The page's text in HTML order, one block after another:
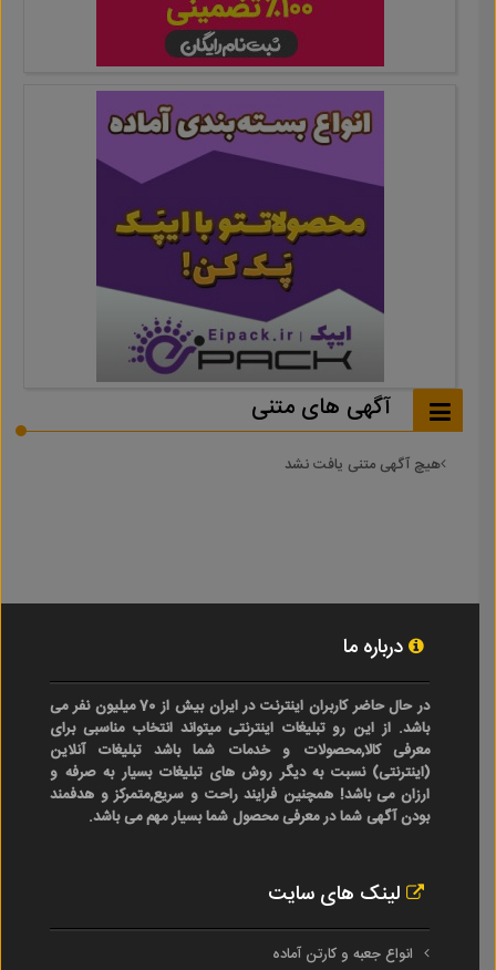
آگهی های متنی
هیچ آگهی متنی یافت نشد
درباره ما
در حال حاضر کاربران اینترنت در ایران بیش از 70 میلیون نفر می
باشد. از این رو تبلیغات اینترنتی میتواند انتخاب مناسبی برای
معرفی کالا,محصولات و خدمات شما باشد تبلیغات آنلاین
(اینترنتی) نسبت به دیگر روش های تبلیغات بسیار به صرفه و
ارزان می باشد! همچنین فرایند راحت و سریع,متمرکز و هدفمند
بودن آگهی شما در معرفی محصول شما بسیار مهم می باشد.
لینک های سایت
انواع جعبه و کارتن آماده